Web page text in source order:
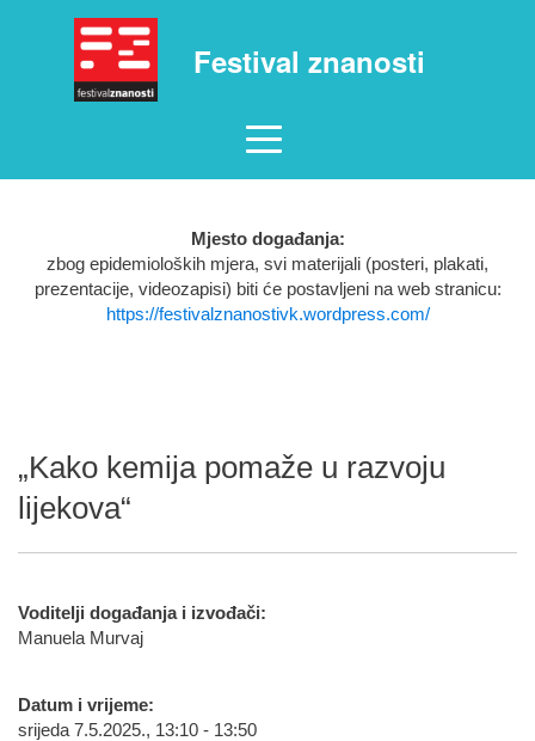
Festival znanosti
Mjesto događanja:
zbog epidemioloških mjera, svi materijali (posteri, plakati,
prezentacije, videozapisi) biti će postavljeni na web stranicu:
https://festivalznanostivk.wordpress.com/
„Kako kemija pomaže u razvoju
lijekova“
Voditelji događanja i izvođači:
Manuela Murvaj
Datum i vrijeme:
srijeda 7.5.2025., 13:10 - 13:50